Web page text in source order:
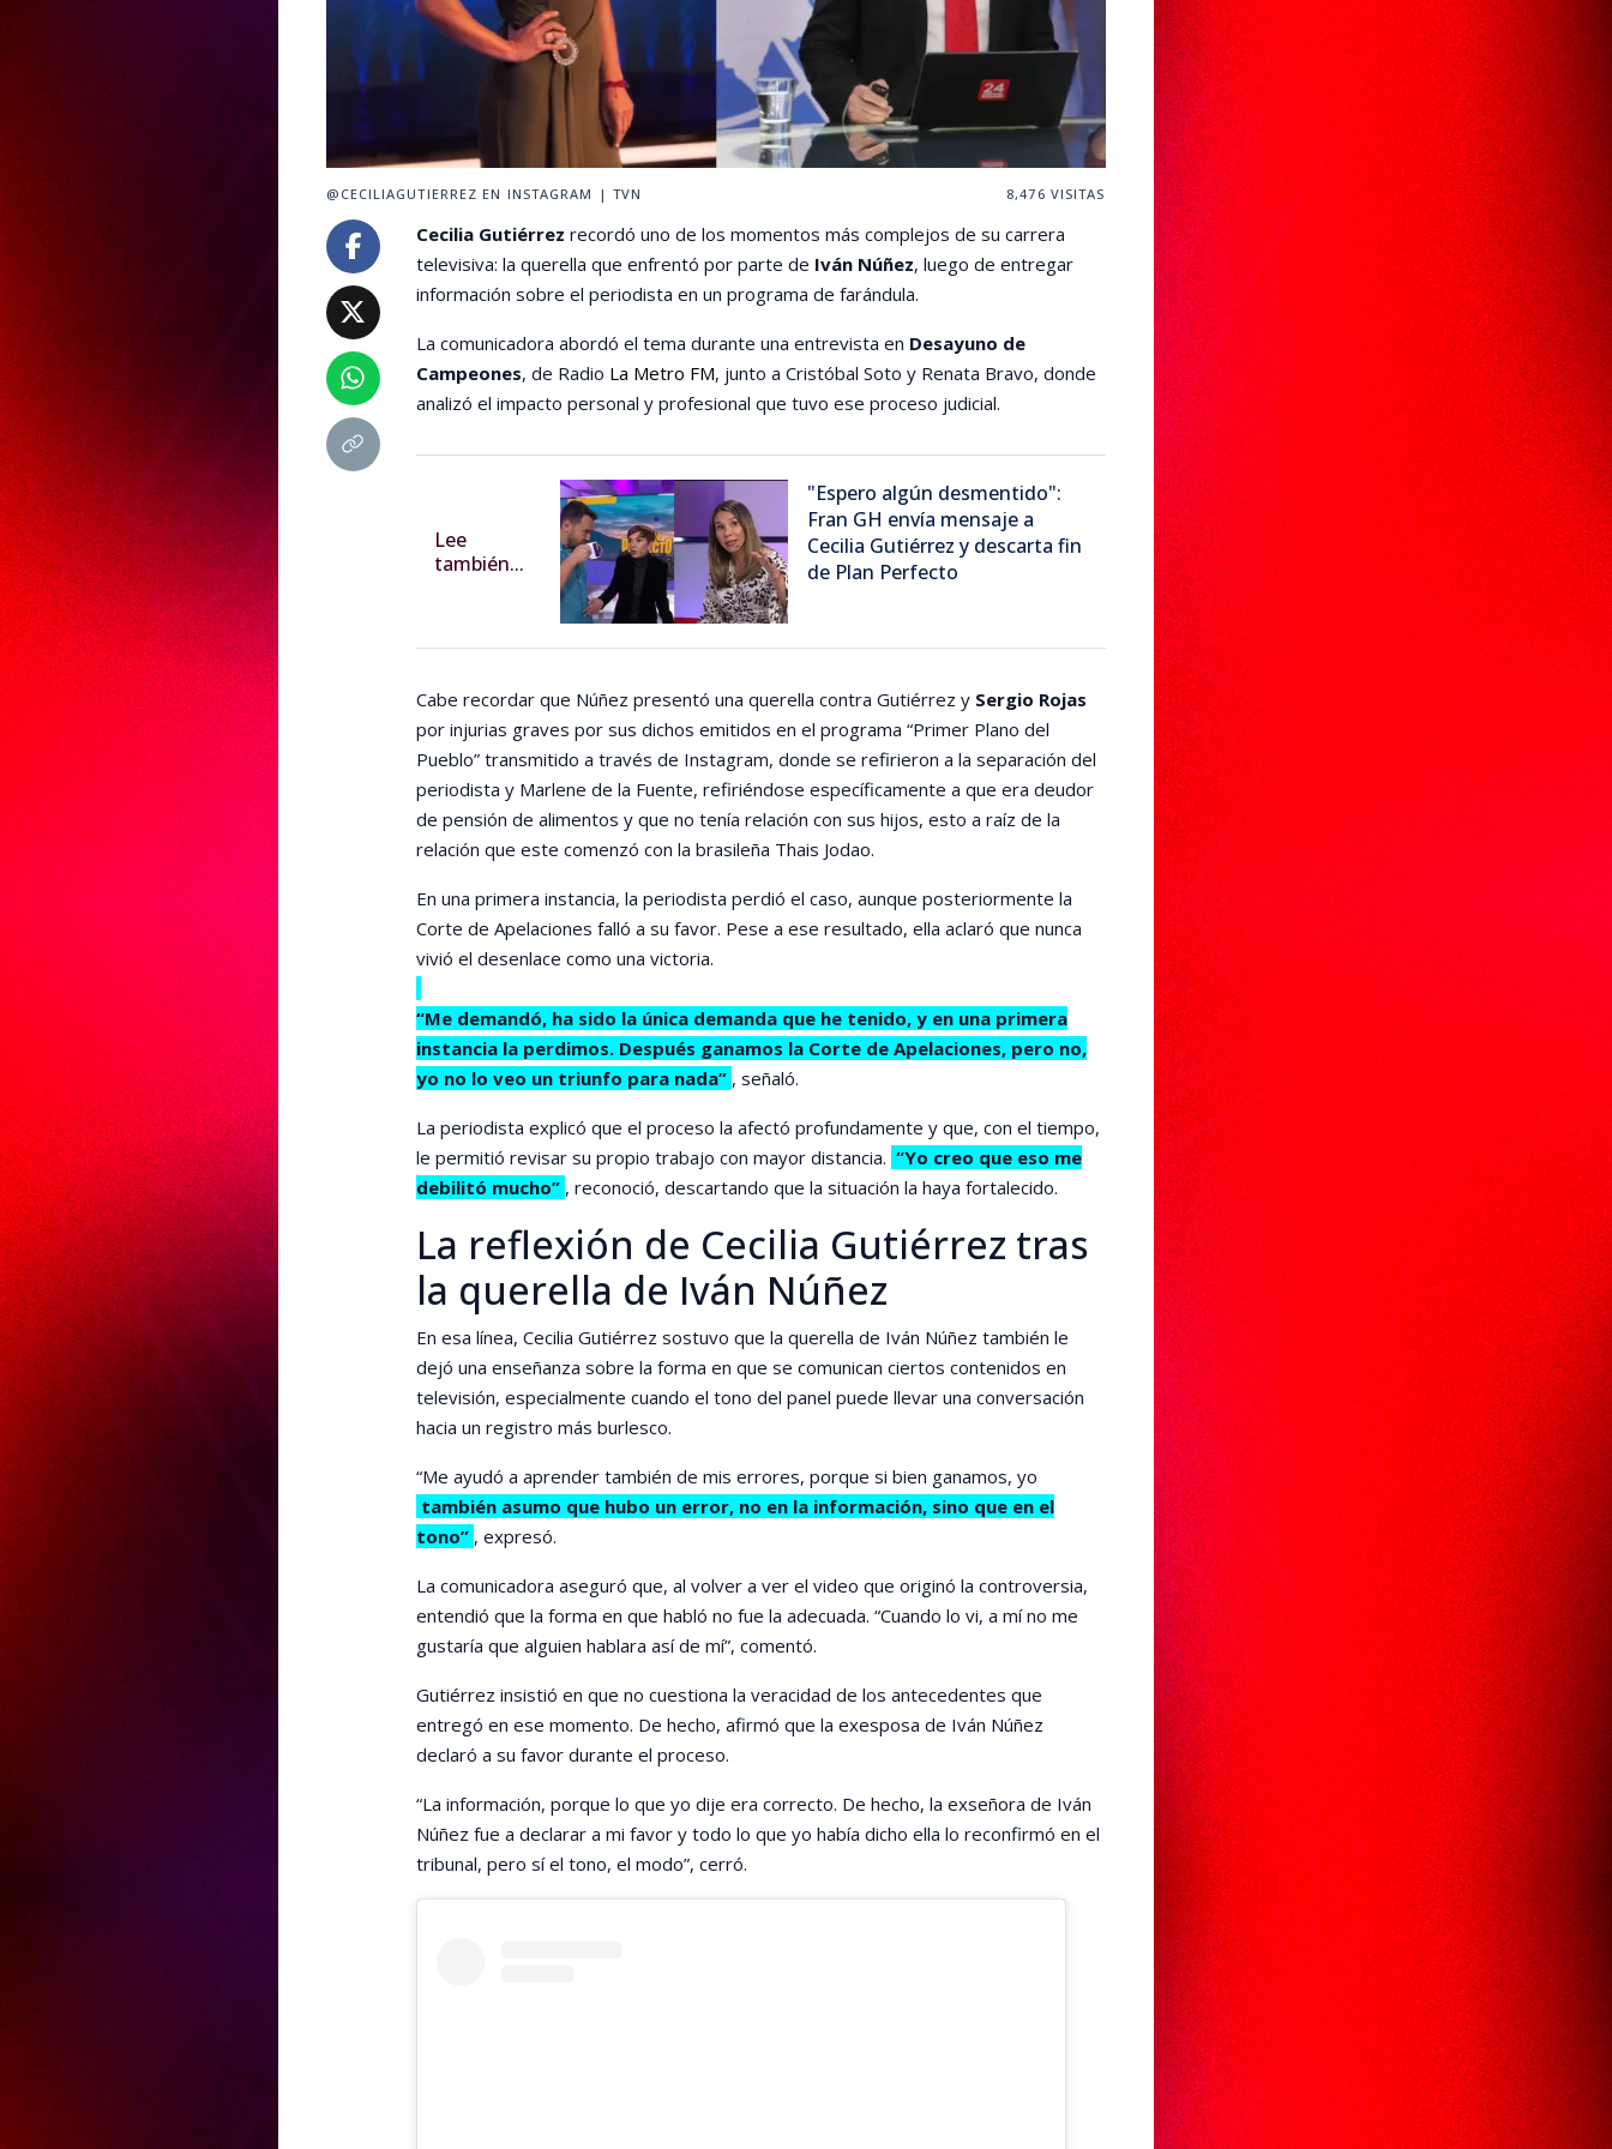
@CECILIAGUTIERREZ EN INSTAGRAM | TVN 8,476 VISITAS
Cecilia Gutiérrez recordó uno de los momentos más complejos de su carrera
televisiva: la querella que enfrentó por parte de Iván Núñez, luego de entregar
información sobre el periodista en un programa de farándula.
La comunicadora abordó el tema durante una entrevista en Desayuno de
Campeones, de Radio La Metro FM, junto a Cristóbal Soto y Renata Bravo, donde
analizó el impacto personal y profesional que tuvo ese proceso judicial.
Lee
también...
"Espero algún desmentido":
Fran GH envía mensaje a
Cecilia Gutiérrez y descarta fin
de Plan Perfecto
Cabe recordar que Núñez presentó una querella contra Gutiérrez y Sergio Rojas
por injurias graves por sus dichos emitidos en el programa “Primer Plano del
Pueblo” transmitido a través de Instagram, donde se refirieron a la separación del
periodista y Marlene de la Fuente, refiriéndose específicamente a que era deudor
de pensión de alimentos y que no tenía relación con sus hijos, esto a raíz de la
relación que este comenzó con la brasileña Thais Jodao.
En una primera instancia, la periodista perdió el caso, aunque posteriormente la
Corte de Apelaciones falló a su favor. Pese a ese resultado, ella aclaró que nunca
vivió el desenlace como una victoria.
“Me demandó, ha sido la única demanda que he tenido, y en una primera
instancia la perdimos. Después ganamos la Corte de Apelaciones, pero no,
yo no lo veo un triunfo para nada” , señaló.
La periodista explicó que el proceso la afectó profundamente y que, con el tiempo,
le permitió revisar su propio trabajo con mayor distancia. “Yo creo que eso me
debilitó mucho” , reconoció, descartando que la situación la haya fortalecido.
La reflexión de Cecilia Gutiérrez tras
la querella de Iván Núñez
En esa línea, Cecilia Gutiérrez sostuvo que la querella de Iván Núñez también le
dejó una enseñanza sobre la forma en que se comunican ciertos contenidos en
televisión, especialmente cuando el tono del panel puede llevar una conversación
hacia un registro más burlesco.
“Me ayudó a aprender también de mis errores, porque si bien ganamos, yo
también asumo que hubo un error, no en la información, sino que en el
tono” , expresó.
La comunicadora aseguró que, al volver a ver el video que originó la controversia,
entendió que la forma en que habló no fue la adecuada. “Cuando lo vi, a mí no me
gustaría que alguien hablara así de mí”, comentó.
Gutiérrez insistió en que no cuestiona la veracidad de los antecedentes que
entregó en ese momento. De hecho, afirmó que la exesposa de Iván Núñez
declaró a su favor durante el proceso.
“La información, porque lo que yo dije era correcto. De hecho, la exseñora de Iván
Núñez fue a declarar a mi favor y todo lo que yo había dicho ella lo reconfirmó en el
tribunal, pero sí el tono, el modo”, cerró.